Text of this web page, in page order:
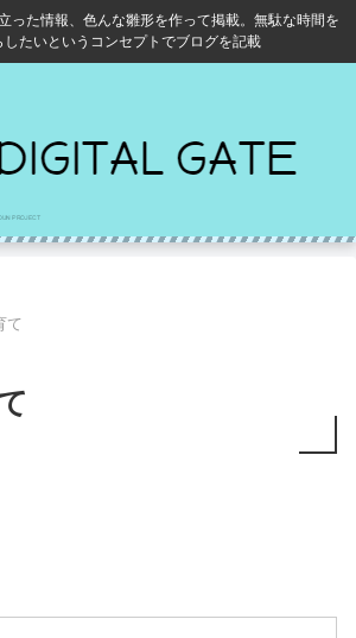
った情報、色んな雛形を作って掲載。無駄な時間を
したいというコンセプトでブログを記載
て